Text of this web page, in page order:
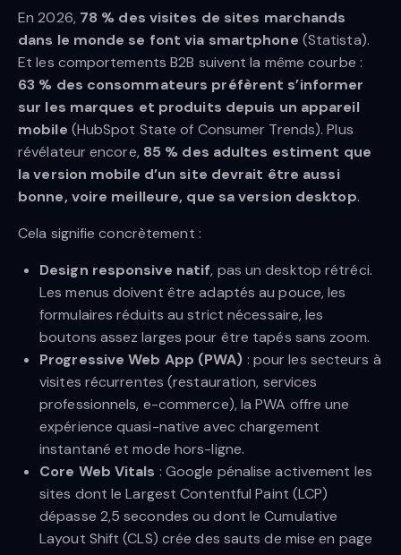
En 2026, 78 % des visites de sites marchands
dans le monde se font via smartphone (Statista).
Et les comportements B2B suivent la même courbe :
63 % des consommateurs préfèrent s’informer
sur les marques et produits depuis un appareil
mobile (HubSpot State of Consumer Trends). Plus
révélateur encore, 85 % des adultes estiment que
la version mobile d’un site devrait être aussi
bonne, voire meilleure, que sa version desktop.
Cela signifie concrètement :
Design responsive natif, pas un desktop rétréci.
Les menus doivent être adaptés au pouce, les
formulaires réduits au strict nécessaire, les
boutons assez larges pour être tapés sans zoom.
Progressive Web App (PWA) : pour les secteurs à
visites récurrentes (restauration, services
professionnels, e-commerce), la PWA offre une
expérience quasi-native avec chargement
instantané et mode hors-ligne.
Core Web Vitals : Google pénalise activement les
sites dont le Largest Contentful Paint (LCP)
dépasse 2,5 secondes ou dont le Cumulative
Layout Shift (CLS) crée des sauts de mise en page